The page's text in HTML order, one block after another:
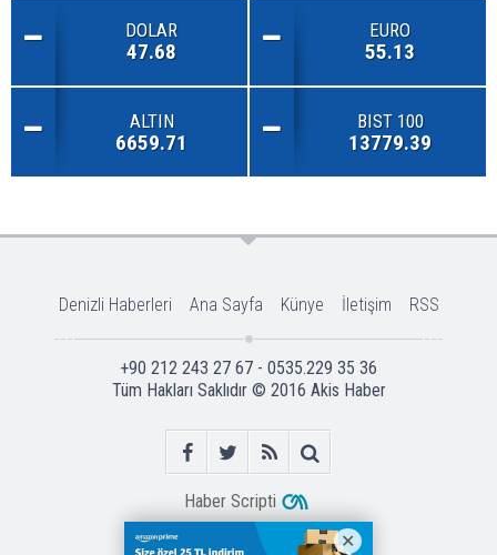
DOLAR
47.68
EURO
55.13
ALTIN
6659.71
BIST 100
13779.39
Denizli Haberleri Ana Sayfa Künye İletişim RSS
+90 212 243 27 67 - 0535.229 35 36
Tüm Hakları Saklıdır © 2016 Akis Haber
Haber Scripti